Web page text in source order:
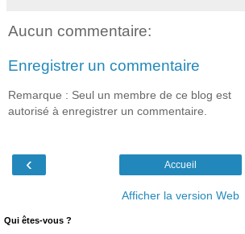
Aucun commentaire:
Enregistrer un commentaire
Remarque : Seul un membre de ce blog est
autorisé à enregistrer un commentaire.
‹ Accueil
Afficher la version Web
Qui êtes-vous ?